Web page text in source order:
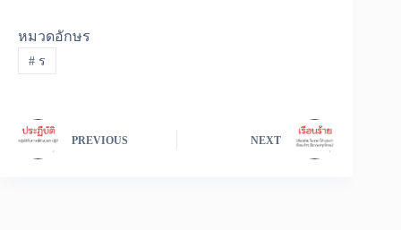
หมวดอักษร
#ร
PREVIOUS NEXT